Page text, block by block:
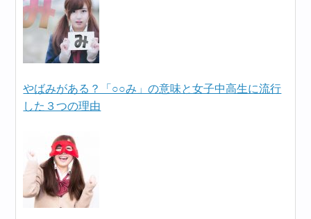
やばみがある？「○○み」の意味と女子中高生に流行
した３つの理由